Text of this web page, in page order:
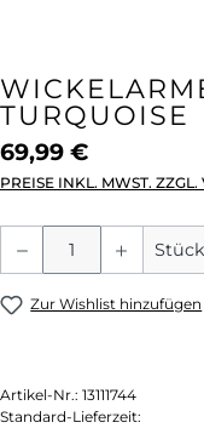
TURQUOISE
69,99 €
PREISE INKL. MWST.
Produkt Stück
Zur Wishlist hinzufügen
Artikel-Nr.: 13111744
Standard-Lieferzeit: